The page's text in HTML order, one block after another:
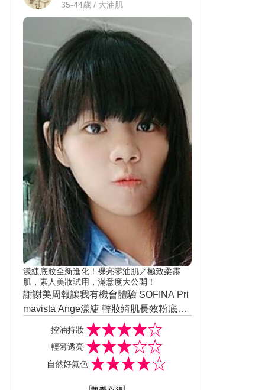
35-44歲 / 大油肌
漾緁底妝全新進化！裸亮零油肌／極致柔霧
肌，素人美妝試用，滿意度大公開！
謝謝美周報讓我有機會體驗 SOFINA Pri
mavista Ange漾緁 輕妝綺肌長效粉底液
進化版夏天容易脫妝又出油,但這款粉底
能輕易修飾毛孔,妝感也很輕薄自然氣色
也完美...算是心機妝!!淡淡的 妝感也不死
白.控油力也超讚.價位上也很平價.cp值超
控油持妝
輕薄透亮
自然好氣色